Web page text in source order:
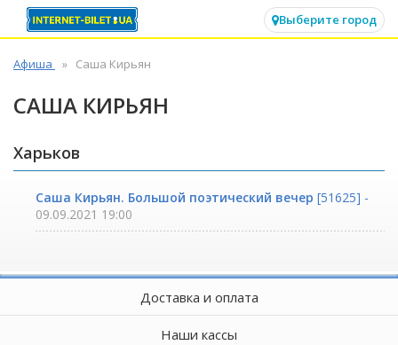
Выберите город
Афиша Саша Кирьян
САША КИРЬЯН
Харьков
Саша Кирьян. Большой поэтический вечер [51625] -
09.09.2021 19:00
Доставка и оплата
Наши кассы